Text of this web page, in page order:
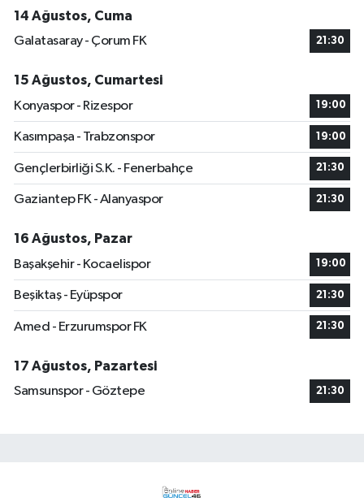
14 Ağustos, Cuma
Galatasaray - Çorum FK
21:30
15 Ağustos, Cumartesi
Konyaspor - Rizespor
19:00
Kasımpaşa - Trabzonspor 19:00
Gençlerbirliği S.K. - Fenerbahçe 21:30
Gaziantep FK - Alanyaspor 21:30
16 Ağustos, Pazar
Başakşehir - Kocaelispor
19:00
Beşiktaş - Eyüpspor 21:30
Amed - Erzurumspor FK 21:30
17 Ağustos, Pazartesi
Samsunspor - Göztepe
21:30